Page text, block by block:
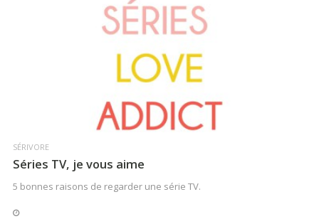
LIRE LA SUITE
SÉRIVORE
Séries TV, je vous aime
5 bonnes raisons de regarder une série TV.